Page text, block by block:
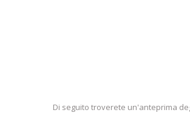
Di seguito troverete un'anteprima